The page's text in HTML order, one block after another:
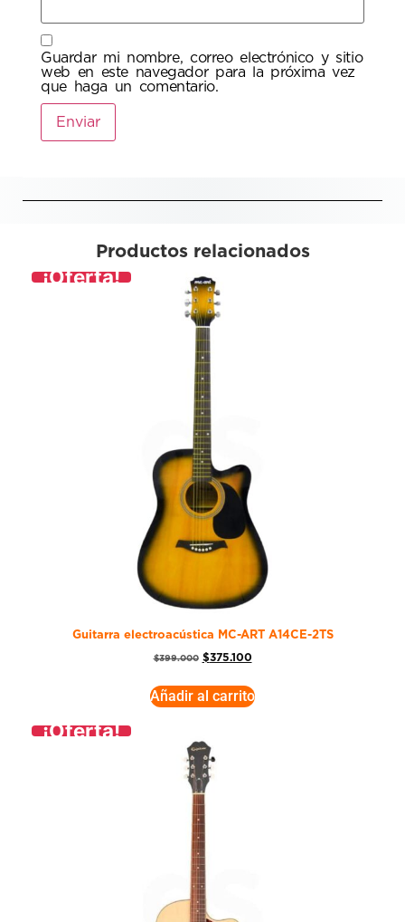
Guardar mi nombre, correo electrónico y sitio
web en este navegador para la próxima vez
que haga un comentario.
Productos relacionados
¡Oferta!
Guitarra electroacústica MC-ART A14CE-2TS
$399.000 $375.100
Añadir al carrito
¡Oferta!